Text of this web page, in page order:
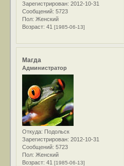
Зарегистрирован: 2012-10-31
Сообщений: 5723
Пол: Женский
Возраст: 41[1985-06-13]
Магда
Администратор
Откуда: Подольск
Зарегистрирован: 2012-10-31
Сообщений: 5723
Пол: Женский
Возраст: 41[1985-06-13]